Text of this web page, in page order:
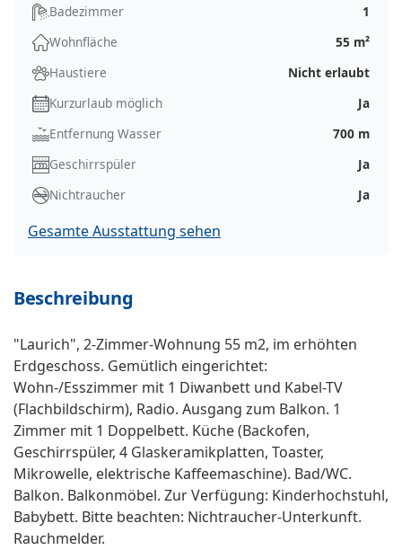
Badezimmer
1
Wohnfläche
55 m²
Haustiere
Nicht erlaubt
Kurzurlaub möglich
Ja
Entfernung Wasser
700 m
Geschirrspüler
Ja
Nichtraucher
Ja
Gesamte Ausstattung sehen
Beschreibung
"Laurich", 2-Zimmer-Wohnung 55 m2, im erhöhten
Erdgeschoss. Gemütlich eingerichtet:
Wohn-/Esszimmer mit 1 Diwanbett und Kabel-TV
(Flachbildschirm), Radio. Ausgang zum Balkon. 1
Zimmer mit 1 Doppelbett. Küche (Backofen,
Geschirrspüler, 4 Glaskeramikplatten, Toaster,
Mikrowelle, elektrische Kaffeemaschine). Bad/WC.
Balkon. Balkonmöbel. Zur Verfügung: Kinderhochstuhl,
Babybett. Bitte beachten: Nichtraucher-Unterkunft.
Rauchmelder.